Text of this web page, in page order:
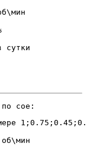
сутки
по сое: